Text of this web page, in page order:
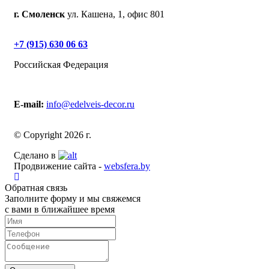
г. Смоленскул. Кашена, 1, офис 801
+7 (915) 630 06 63
Российская Федерация
E-mail: info@edelveis-decor.ru
© Copyright 2026 г.
Сделано в
Продвижение сайта - websfera.by
Обратная связь
Заполните форму и мы свяжемся
с вами в ближайшее время